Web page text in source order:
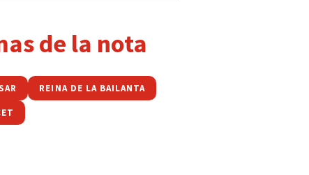
de la nota
REINA DE LA BAILANTA